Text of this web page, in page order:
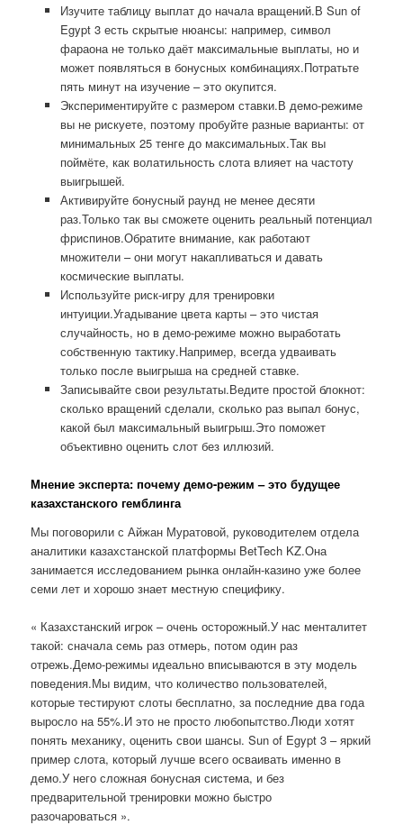
Изучите таблицу выплат до начала вращений.В Sun of
Egypt 3 есть скрытые нюансы: например, символ
фараона не только даёт максимальные выплаты, но и
может появляться в бонусных комбинациях.Потратьте
пять минут на изучение – это окупится.
Экспериментируйте с размером ставки.В демо-режиме
вы не рискуете, поэтому пробуйте разные варианты: от
минимальных 25 тенге до максимальных.Так вы
поймёте, как волатильность слота влияет на частоту
выигрышей.
Активируйте бонусный раунд не менее десяти
раз.Только так вы сможете оценить реальный потенциал
фриспинов.Обратите внимание, как работают
множители – они могут накапливаться и давать
космические выплаты.
Используйте риск-игру для тренировки
интуиции.Угадывание цвета карты – это чистая
случайность, но в демо-режиме можно выработать
собственную тактику.Например, всегда удваивать
только после выигрыша на средней ставке.
Записывайте свои результаты.Ведите простой блокнот:
сколько вращений сделали, сколько раз выпал бонус,
какой был максимальный выигрыш.Это поможет
объективно оценить слот без иллюзий.
Мнение эксперта: почему демо-режим – это будущее
казахстанского гемблинга
Мы поговорили с Айжан Муратовой, руководителем отдела
аналитики казахстанской платформы BetTech KZ.Она
занимается исследованием рынка онлайн-казино уже более
семи лет и хорошо знает местную специфику.
« Казахстанский игрок – очень осторожный.У нас менталитет
такой: сначала семь раз отмерь, потом один раз
отрежь.Демо-режимы идеально вписываются в эту модель
поведения.Мы видим, что количество пользователей,
которые тестируют слоты бесплатно, за последние два года
выросло на 55%.И это не просто любопытство.Люди хотят
понять механику, оценить свои шансы. Sun of Egypt 3 – яркий
пример слота, который лучше всего осваивать именно в
демо.У него сложная бонусная система, и без
предварительной тренировки можно быстро
разочароваться ».